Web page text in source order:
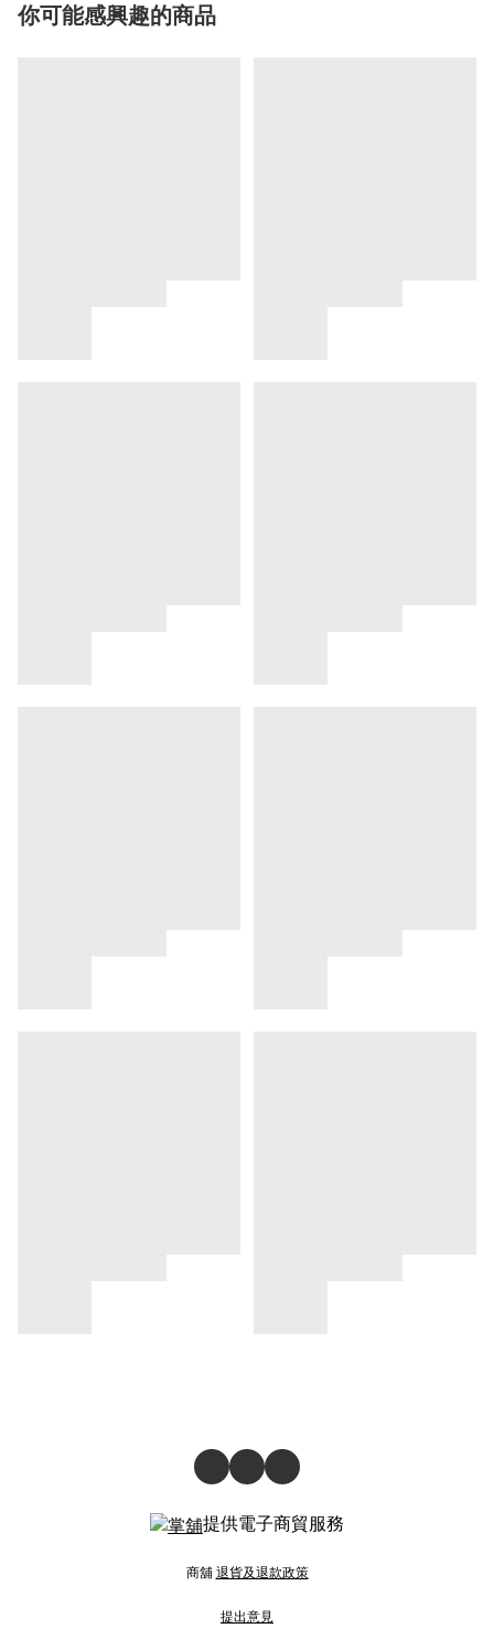
你可能感興趣的商品
提供電子商貿服務
商舖 退貨及退款政策
提出意見